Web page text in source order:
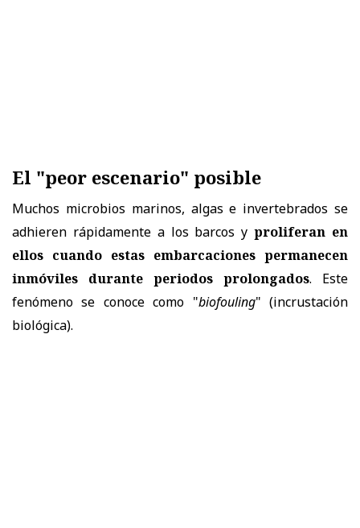
El "peor escenario" posible
Muchos microbios marinos, algas e invertebrados se
adhieren rápidamente a los barcos yproliferan en
ellos cuando estas embarcaciones permanecen
inmóviles durante periodos prolongados. Este
fenómeno se conoce como "biofouling" (incrustación
biológica).